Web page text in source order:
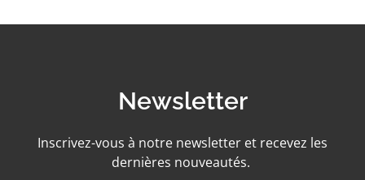
Newsletter
Inscrivez-vous à notre newsletter et recevez les
dernières nouveautés.